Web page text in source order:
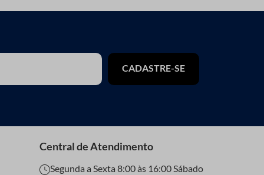
CADASTRE-SE
Central de Atendimento
Segunda a Sexta 8:00 às 16:00 Sábado